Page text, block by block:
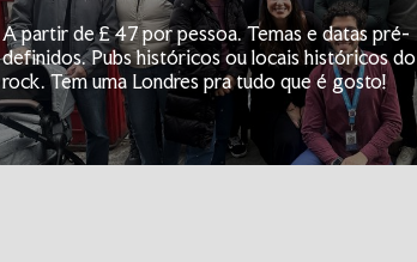
A partir de £ 47 por pessoa. Temas e datas pré-
definidos. Pubs históricos ou locais históricos do
rock. Tem uma Londres pra tudo que é gosto!